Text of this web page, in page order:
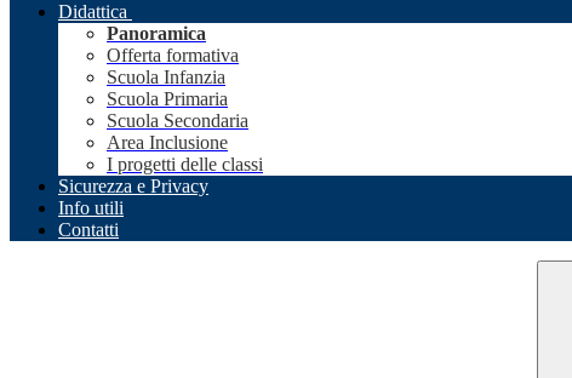
Didattica
Panoramica
Offerta formativa
Scuola Infanzia
Scuola Primaria
Scuola Secondaria
Area Inclusione
I progetti delle classi
Sicurezza e Privacy
Info utili
Contatti